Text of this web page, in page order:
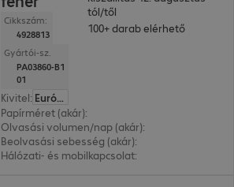
Cikkszám:
4928813
Gyártói-sz.
PA03860-B1
01
Kivitel:
Európa
Papírméret (akár):
Olvasási volumen/nap (akár):
Beolvasási sebesség (akár):
Hálózati- és mobilkapcsolat:
tól/től
100+ darab elérhető